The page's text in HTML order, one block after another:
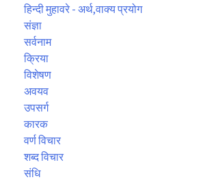
हिन्दी मुहावरे - अर्थ,वाक्य प्रयोग
संज्ञा
सर्वनाम
क्रिया
विशेषण
अवयव
उपसर्ग
कारक
वर्ण विचार
शब्द विचार
संधि